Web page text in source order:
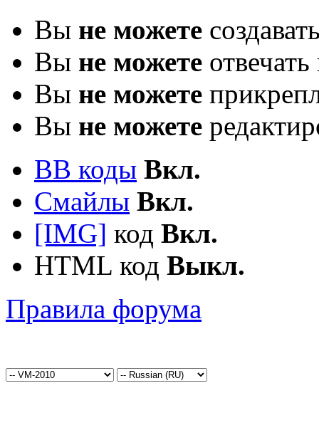
Вы не можете
Вы не можете
Вы не можете
Вы не можете
BB коды Вкл.
Смайлы Вкл.
[IMG] код Вкл.
HTML код Выкл.
Правила форума